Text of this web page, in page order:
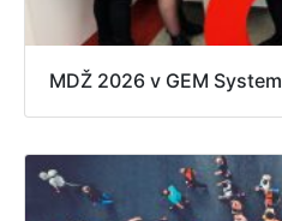
MDŽ 2026 v GEM System